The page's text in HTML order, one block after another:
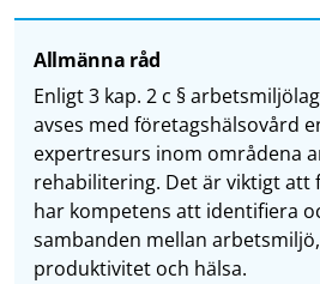
Allmänna råd
Enligt 3 kap. 2 c §
avses med företagshälsovård
expertresurs inom områdena
rehabilitering. Det är viktigt att
har kompetens att identifiera
sambanden mellan
produktivitet och hälsa.